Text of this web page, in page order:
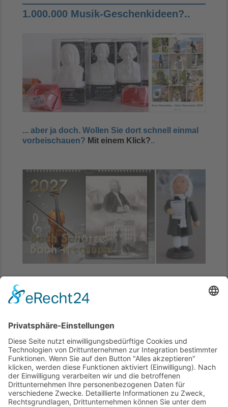
1.000.000 Musik-Geschenkideen?..
... aber ja doch. Wollen Sie dort schnell einmal
vorbeischauen? Mit einem Klick?..
Größen.
Dieses Jahr, nächstes Jahr
Kalender-Stile. Zum Shop